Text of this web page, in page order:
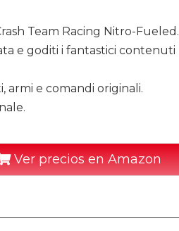
Team Racing Nitro-Fueled.
e goditi i fantastici contenuti
armi e comandi originali.
Ver precios en Amazon